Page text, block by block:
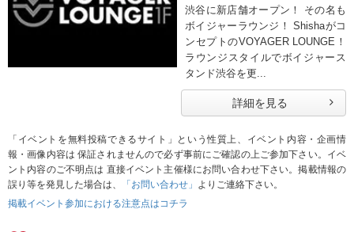
渋谷に新店舗オープン！ その名も
ボイジャーラウンジ！ Shishaがコ
ンセプトのVOYAGER LOUNGE！
ラウンジスタイルでボイジャース
タンド渋谷を更...
詳細を見る
「イベントを無料投稿できるサイト」という性質上、イベント内容・企画情
報・画像内容は 保証されませんので必ず事前にご確認の上ご参加下さい。イベ
ント内容のご不明点は 直接イベント主催様にお問い合わせ下さい。掲載情報の
誤り等を発見した場合は、
「お問い合わせ」 よりご連絡下さい。
掲載イベント参加における注意点はコチラ